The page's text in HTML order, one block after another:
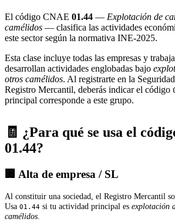
El código CNAE 01.44 — Explotación de
camélidos — clasifica las actividades
este sector según la normativa INE-2025.
Esta clase incluye todas las empresas y
desarrollan actividades englobadas bajo
otros camélidos. Al registrarte en la
Registro Mercantil, deberás indicar el código
principal corresponde a este grupo.
🧾 ¿Para qué se usa el
01.44?
🏢 Alta de empresa / SL
Al constituir una sociedad, el Registro Mercantil
Usa 01.44 si tu actividad principal es explotación
camélidos.